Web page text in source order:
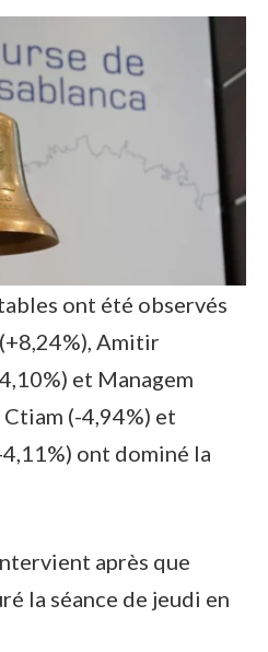
ont été observés
Amitir
et Managem
(-4,94%) et
ont dominé la
après que
la séance de jeudi en